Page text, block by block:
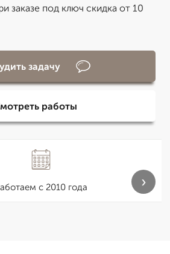
заказе под ключ скидка от 10
задачу
работы
с 2010 года ›